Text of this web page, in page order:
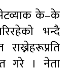
के–के
भन्दै
गरे । नेता